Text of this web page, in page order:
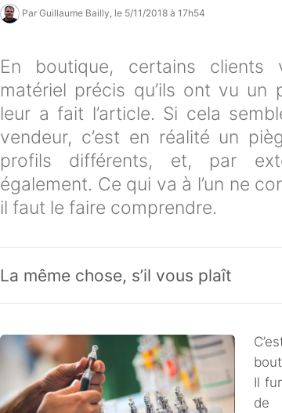
Par Guillaume Bailly , le 5/11/2018 à 17h54
En boutique, certains clients
matériel précis qu’ils ont vu
leur a fait l’article. Si cela
vendeur, c’est en réalité un
profils différents, et, par
également. Ce qui va à l’un ne
il faut le faire comprendre.
La même chose, s’il vous plaît
Il
de